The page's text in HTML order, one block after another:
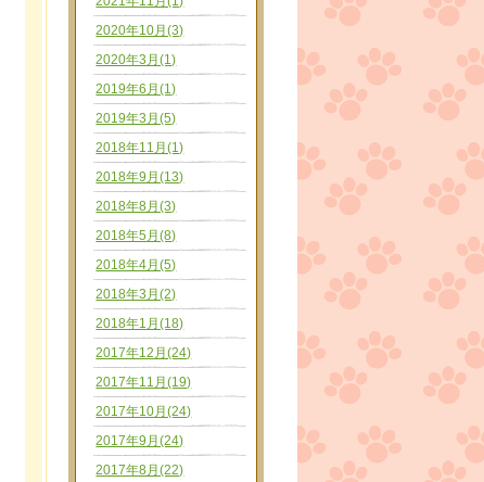
2020年10月(3)
2020年3月(1)
2019年6月(1)
2019年3月(5)
2018年11月(1)
2018年9月(13)
2018年8月(3)
2018年5月(8)
2018年4月(5)
2018年3月(2)
2018年1月(18)
2017年12月(24)
2017年11月(19)
2017年10月(24)
2017年9月(24)
2017年8月(22)